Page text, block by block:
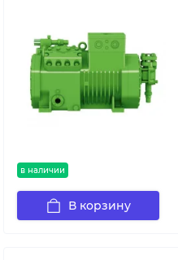
в наличии
В корзину